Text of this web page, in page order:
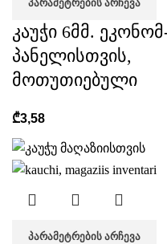
ᲞᲐᲠᲐᲛᲔᲢᲠᲔᲑᲘᲡ ᲐᲠᲩᲔᲕᲐ
კაუჭი 6მმ.
პანელისთვის,
მოთუთიებული
₾3,58
ᲞᲐᲠᲐᲛᲔᲢᲠᲔᲑᲘᲡ ᲐᲠᲩᲔᲕᲐ